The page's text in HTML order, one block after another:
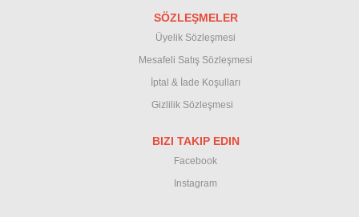
SÖZLEŞMELER
Üyelik Sözleşmesi
Mesafeli Satış Sözleşmesi
İptal & İade Koşulları
Gizlilik Sözleşmesi
BIZI TAKIP EDIN
Facebook
Instagram